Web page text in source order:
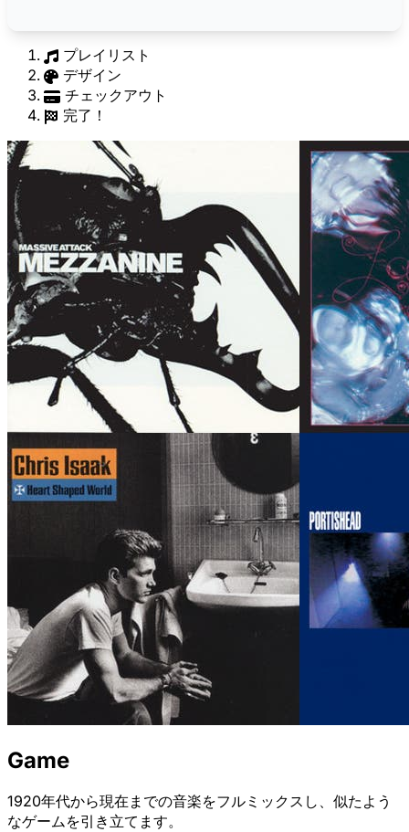
プレイリスト
デザイン
チェックアウト
完了！
Game
1920年代から現在までの音楽をフルミックスし、似たよう
なゲームを引き立てます。